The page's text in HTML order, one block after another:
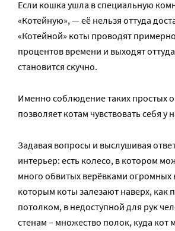
Если кошка ушла в специальную
«Котейную», — её нельзя оттуда
«Котейной» коты проводят
процентов времени и выходят
становится скучно.
Именно соблюдение таких простых
позволяет котам чувствовать себя у
Задавая вопросы и выслушивая
интерьер: есть колесо, в котором
много обвитых верёвками огромных
которым коты залезают наверх, как
потолком, в недоступной для рук
стенам – множество полок, куда кот